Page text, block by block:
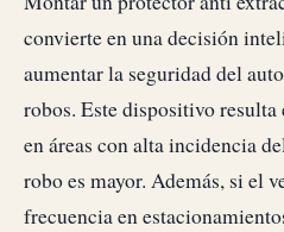
convierte en una decisión
aumentar la seguridad del
robos. Este dispositivo
en áreas con alta incidencia
robo es mayor. Además, si el
frecuencia en